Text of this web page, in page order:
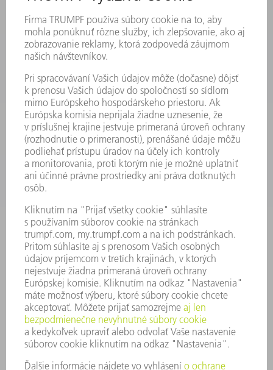
STROJE & SYSTÉMY
LASER
VÝKONOVÁ ELEKTRONIKA
ELEKTRICKÉ RUČNÉ NÁRADIE
SMART FACTORY
SOFTVÉR
SLUŽBY
APLIKÁCIE
ODVETVIA
PODNIK
KARIÉRA
PONUKY PRACOVNÝCH MIEST
PROFIL FIRMY
PREDSTAVENSTVO
SPRÁVA O HOSPODÁRENÍ
FIREMNÉ PRINCÍPY
ZHODA
SYSTÉM OZNAMOVANIA
SECURITY
TLAČOVÉ SPRÁVY
ČASOPISY
STABILITA
ŽIVOTNÉ PROSTREDIE & KLÍMA
SOCIÁLNE VECI & SPOLOČNOSŤ
VEDENIE PODNIKU